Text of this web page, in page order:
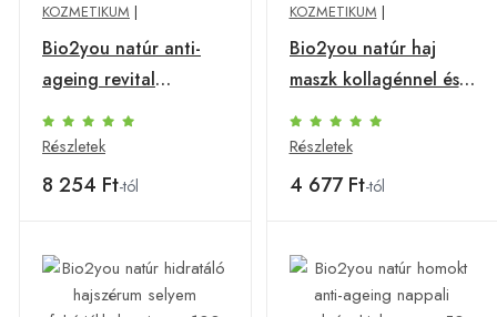
KOZMETIKUM |
Bio2you natúr anti-
ageing revital
szemkontúr ápoló
krém 30 ml
Részletek
8 254 Ft-tól
KOZMETIKUM |
Bio2you natúr haj
maszk kollagénnel és
hialuronsavval 200 ml
Részletek
4 677 Ft-tól